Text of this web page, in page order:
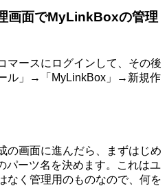
画面でMyLinkBoxの管理
マースにログインして、その後
ル」→「MyLinkBox」→新規作
の画面に進んだら、まずはじめ
パーツ名を決めます。これはユ
なく管理用のものなので、何を